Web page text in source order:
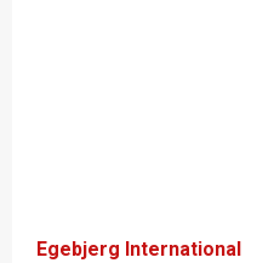
Egebjerg International